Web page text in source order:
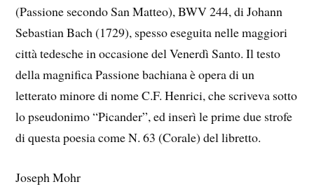
(Passione secondo San Matteo), BWV 244, di Johann
Sebastian Bach (1729), spesso eseguita nelle maggiori
città tedesche in occasione del Venerdì Santo. Il testo
della magnifica Passione bachiana è opera di un
letterato minore di nome C.F. Henrici, che scriveva sotto
lo pseudonimo “Picander”, ed inserì le prime due strofe
di questa poesia come N. 63 (Corale) del libretto.
Joseph Mohr